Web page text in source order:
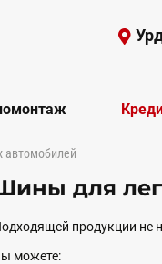
для
продукции не
можете: